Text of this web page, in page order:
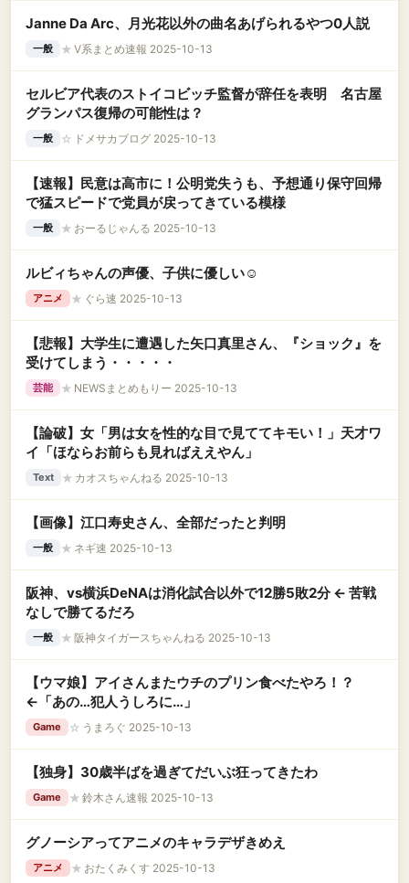
Janne Da Arc、月光花以外の曲名あげられるやつ0人説
一般 ★ V系まとめ速報 2025-10-13
セルビア代表のストイコビッチ監督が辞任を表明 名古屋
グランパス復帰の可能性は？
一般 ☆ ドメサカブログ 2025-10-13
【速報】民意は高市に！公明党失うも、予想通り保守回帰
で猛スピードで党員が戻ってきている模様
一般 ★ おーるじゃんる 2025-10-13
ルビィちゃんの声優、子供に優しい☺️
アニメ ★ ぐら速 2025-10-13
【悲報】大学生に遭遇した矢口真里さん、『ショック』を
受けてしまう・・・・・
芸能 ★ NEWSまとめもりー 2025-10-13
【論破】女「男は女を性的な目で見ててキモい！」天才ワ
イ「ほならお前らも見ればええやん」
Text ★ カオスちゃんねる 2025-10-13
【画像】江口寿史さん、全部だったと判明
一般 ★ ネギ速 2025-10-13
阪神、vs横浜DeNAは消化試合以外で12勝5敗2分 ← 苦戦
なしで勝てるだろ
一般 ★ 阪神タイガースちゃんねる 2025-10-13
【ウマ娘】アイさんまたウチのプリン食べたやろ！？
←「あの…犯人うしろに…」
Game ☆ うまろぐ 2025-10-13
【独身】30歳半ばを過ぎてだいぶ狂ってきたわ
Game ★ 鈴木さん速報 2025-10-13
グノーシアってアニメのキャラデザきめえ
アニメ ★ おたくみくす 2025-10-13